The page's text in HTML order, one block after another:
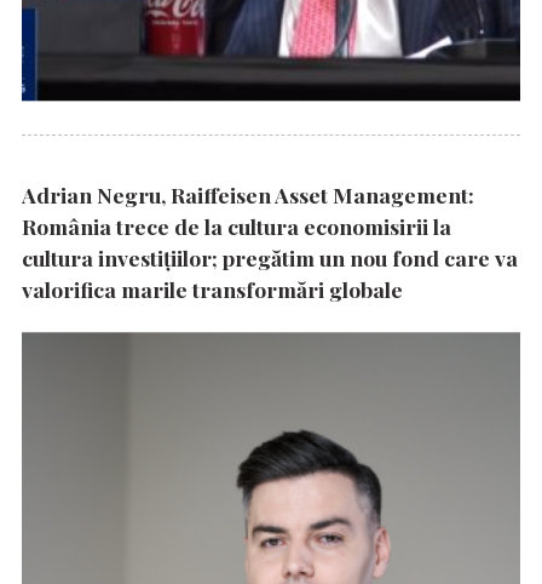
Adrian Negru, Raiffeisen Asset Management:
România trece de la cultura economisirii la
cultura investițiilor; pregătim un nou fond care va
valorifica marile transformări globale